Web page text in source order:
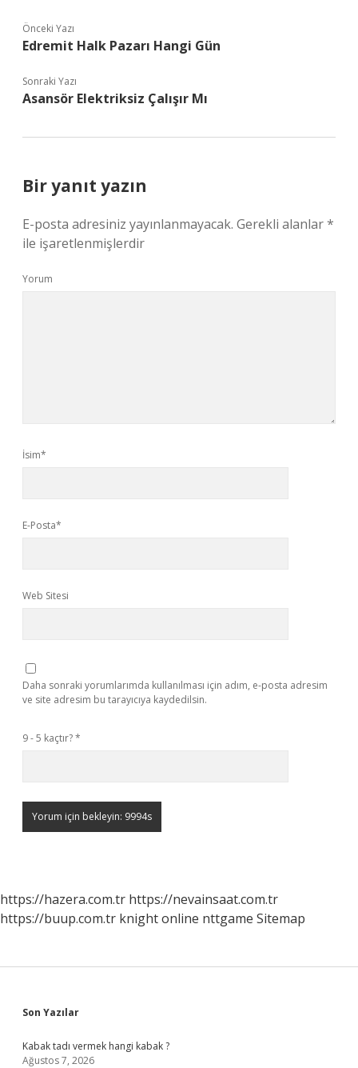
Önceki Yazı
Edremit Halk Pazarı Hangi Gün
Sonraki Yazı
Asansör Elektriksiz Çalışır Mı
Bir yanıt yazın
E-posta adresiniz yayınlanmayacak. Gerekli alanlar*
ile işaretlenmişlerdir
Yorum
İsim*
E-Posta*
Web Sitesi
Daha sonraki yorumlarımda kullanılması için adım, e-posta adresim
ve site adresim bu tarayıcıya kaydedilsin.
9 - 5 kaçtır?*
https://hazera.com.tr https://nevainsaat.com.tr
https://buup.com.tr knight online nttgame Sitemap
Sidebar
Son Yazılar
Kabak tadı vermek hangi kabak ?
Ağustos 7, 2026